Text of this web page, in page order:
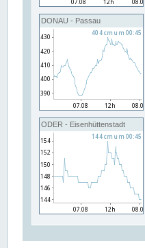
DONAU - Passau
ODER - Eisenhüttenstadt